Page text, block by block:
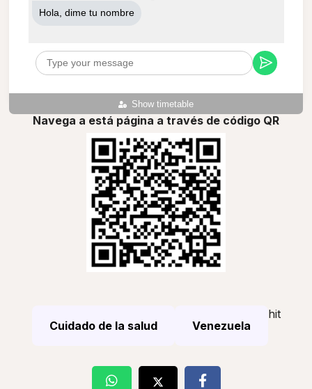
Show timetable
Hola, dime tu nombre
Navega a está página a través de código QR
Cuidado de la salud Venezuela
hit